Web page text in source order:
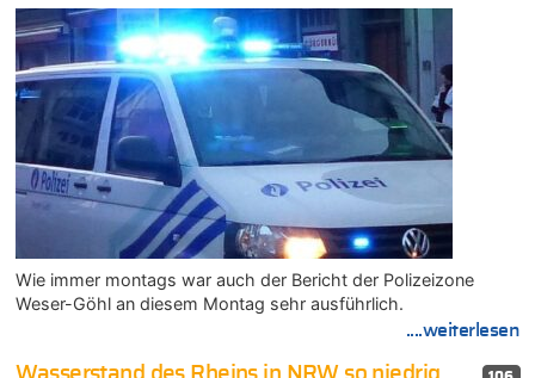
Wie immer montags war auch der Bericht der Polizeizone
Weser-Göhl an diesem Montag sehr ausführlich.
....weiterlesen
Wasserstand des Rheins in NRW so niedrig